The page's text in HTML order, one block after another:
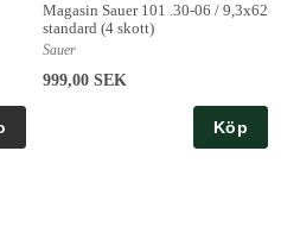
Magasin Sauer 101 .30-06 / 9,3x62
standard (4 skott)
Sauer
999,00 SEK
Köp